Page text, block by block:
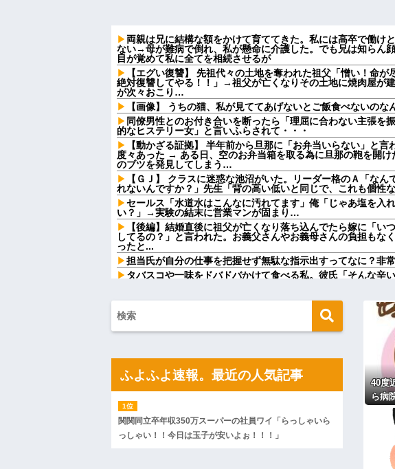
両親は兄に結構な額をかけて育ててきた。私には高卒で働け
ない→母が難病で倒れ、私が懸命に介護した。でも兄は知らん
目が覚めて私に全てを相続させるが
【エグい復讐】 先祖代々の土地を奪われた祖父「憎い！命が
絶対復讐してやる！！」→祖父が亡くなりその土地に焼肉屋が
が次々おこり…
【画像】 うちの猫、私が見ててあげないとご飯食べないのな
同僚男性とのお付き合いを断ったら「理屈に合わない主張を
的なヒステリー女」と言いふらされて・・・
【動かざる証拠】 半年前から旦那に「お弁当いらない」と言
度々あった → ある日、空のお弁当箱を取る為に旦那の鞄を開け
のブツを発見してしまう…
【ＧＪ】 クラスに迷惑な池沼がいた。リーダー格のＡ「なん
れないんですか？」先生「背の高い低いと同じで、これも個性
セールス「水道水はこんなに汚れてます」俺「じゃあ塩を入
い？」→実験の結末に営業マンが固まり…
【後編】結婚直後に祖父が亡くなり落ち込んでたら嫁に「い
してるの？」と言われた。お義父さんやお義母さんの負担もな
ったと...
担当氏が自分の仕事を把握せず無駄な指示出すってなに？非
タバスコや一味をドバドバかけて食べる私。彼氏「そんな辛
父が十数年前のビデオテープを発見。当時5歳だった自分の映
みると、思わぬ事実に気づいて…
俺「いただきます」パクッ 俺「う…」嫁「じゃ、私もいただ
「やめろ！食べるな！お前！コロすつもりか！？」嫁「ひどい
ワンピース原作者・尾田栄一郎が描いた担当編集の似顔絵「
ワイ手取り15万正社員→副業でウーバーやってるんやが金が
【衝撃】YouTuber山口達也さん、チェンソーで竹を切るだ
を突破してしまう←正直、こう言うのでいいんだよなw w w w
【朗報】AKB48エースの『尻の割れ目』セ■クスすぎんだろ
有吉「『俺テレビ見ない』って言う奴おかしいだろ。団子屋
義兄嫁が自宅をサロンにして姪を毎日ウトメへ預ける生活に
40度
ら病
のな
た。
ふよふよ速報。最近の人気記事
関関同立卒年収350万スーパーの社員ワイ「らっしゃいら
っしゃい！！今日は玉子が安いよぉ！！！」